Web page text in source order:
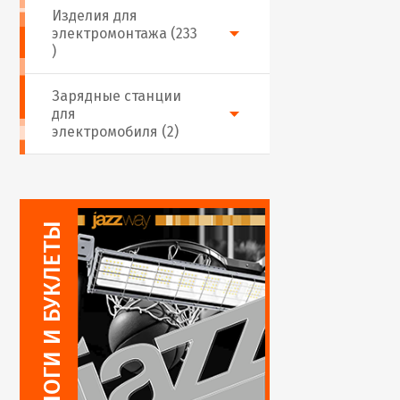
Изделия для
электромонтажа (233
)
Зарядные станции
для
электромобиля (2)